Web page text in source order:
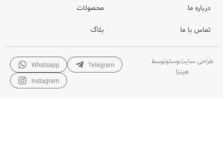
درباره ما محصولات
تماس با ما بلاگ
طراحی سایتوسئوتوسط
هینزا
Whatsapp
Telegram
Instagram